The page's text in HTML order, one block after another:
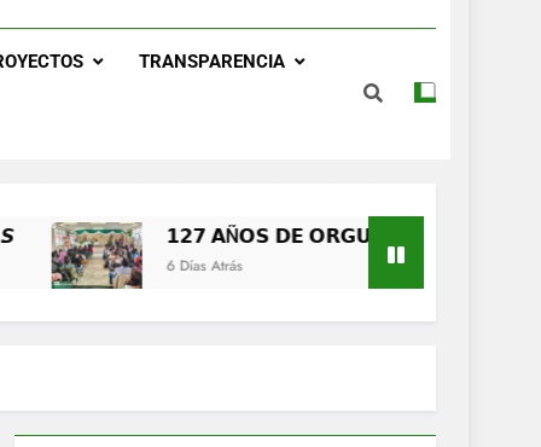
𝗜𝗗𝗘𝗡𝗧𝗜𝗗𝗔𝗗 𝗬 𝗧𝗥𝗔𝗗𝗜𝗖𝗜Ó𝗡
𝗜𝗗𝗘𝗡𝗧𝗜𝗗𝗔𝗗 𝗬 𝗧𝗥𝗔𝗗𝗜𝗖𝗜Ó𝗡
TRANSPARENCIA
𝟭𝟮𝟳 𝗔Ñ𝗢𝗦 𝗗𝗘 𝗢𝗥𝗚𝗨𝗟𝗟𝗢, 𝗜𝗗𝗘𝗡𝗧𝗜𝗗𝗔𝗗 𝗬
6 Días Atrás